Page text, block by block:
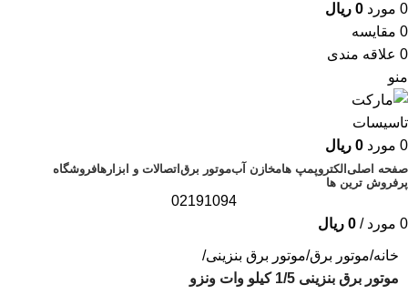
0 مورد 0 ریال
0 مقايسه
0 علاقه مندی
منو
0 مورد 0 ریال
صفحه اصلی الکتروپمپ هامخازن آبموتور برق اتصالات و ابزارهافروشگاه
پرفروش ترین ها
02191094
0 مورد /
0 ریال
خانه موتور برق موتور برق بنزینی
موتور برق بنزینی 1/5 کیلو وات ونزو